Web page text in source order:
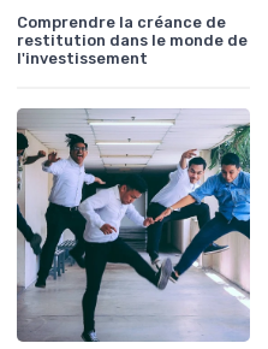
Comprendre la créance de
restitution dans le monde de
l'investissement